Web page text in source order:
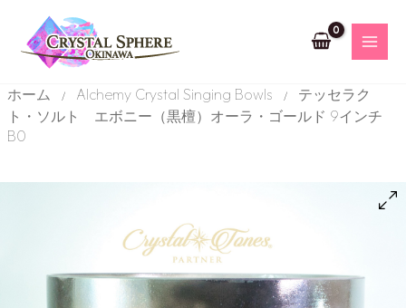
ッ
ホーム / Alchemy Crystal Singing Bowls /
テッセラク
ト・ソルト エボニー（黒檀）オーラ・ゴールド 9インチ
B0